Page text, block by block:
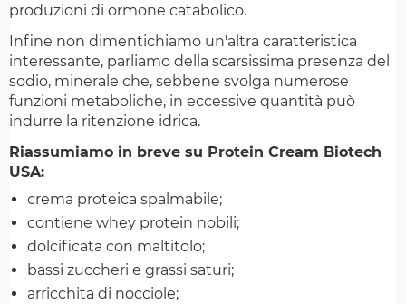
produzioni di ormone catabolico.
Infine non dimentichiamo un'altra caratteristica
interessante, parliamo della scarsissima presenza del
sodio, minerale che, sebbene svolga numerose
funzioni metaboliche, in eccessive quantità può
indurre la ritenzione idrica.
Riassumiamo in breve su Protein Cream Biotech
USA:
crema proteica spalmabile;
contiene whey protein nobili;
dolcificata con maltitolo;
bassi zuccheri e grassi saturi;
arricchita di nocciole;